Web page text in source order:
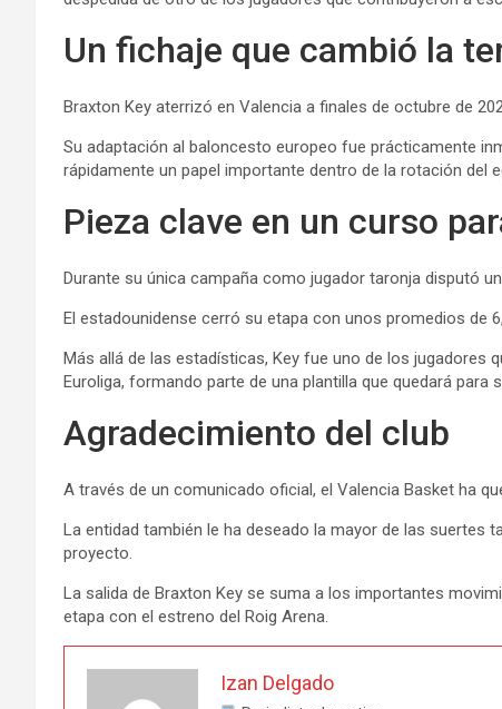
Un fichaje que cambió la
Braxton Key aterrizó en Valencia a finales de octubre de
Su adaptación al baloncesto europeo fue prácticamente
rápidamente un papel importante dentro de la rotación del
Pieza clave en un curso
Durante su única campaña como jugador taronja disputó
El estadounidense cerró su etapa con unos promedios de
Más allá de las estadísticas, Key fue uno de los jugadores
Euroliga, formando parte de una plantilla que quedará para
Agradecimiento del club
A través de un comunicado oficial, el Valencia Basket ha
La entidad también le ha deseado la mayor de las
proyecto.
La salida de Braxton Key se suma a los importantes
etapa con el estreno del Roig Arena.
Izan Delgado